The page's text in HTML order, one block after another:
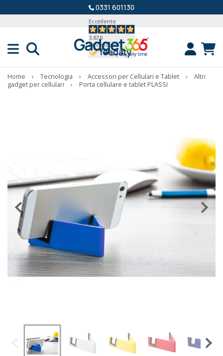
0331 601130
Eccellente
3.879
Recensioni
Home › Tecnologia › Accessori per Cellulari e Tablet ›
Altri
gadget per cellulari
› Porta cellulare e tablet PLASSI